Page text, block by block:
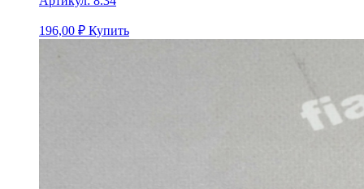
196,00 ₽ Купить